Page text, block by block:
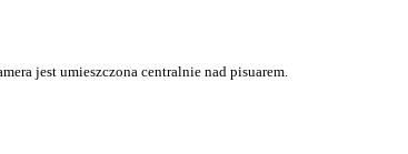
jest umieszczona centralnie nad pisuarem.